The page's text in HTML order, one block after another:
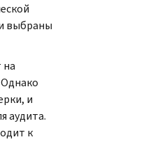
выбраны
на
и
аудита.
к